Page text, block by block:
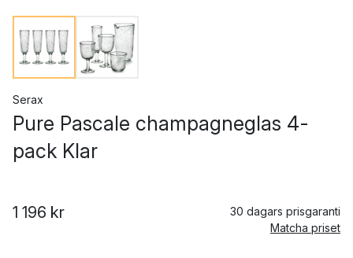
Serax
Pure Pascale champagneglas 4-
pack Klar
1 196 kr
30 dagars prisgaranti
Matcha priset